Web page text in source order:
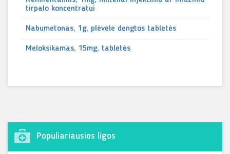
tirpalo koncentratui
Nabumetonas, 1g, plėvele dengtos tabletės
Meloksikamas, 15mg, tabletės
Populiariausios ligos